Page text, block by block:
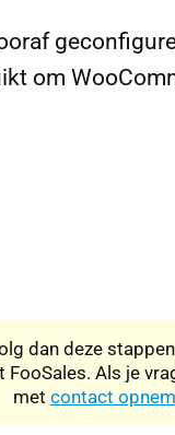
om
dan deze
Als je
met contact